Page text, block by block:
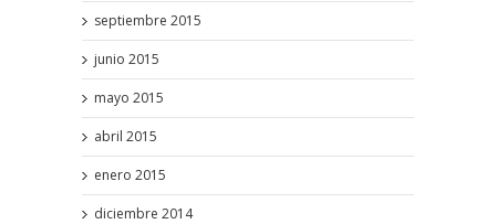
septiembre 2015
junio 2015
mayo 2015
abril 2015
enero 2015
diciembre 2014